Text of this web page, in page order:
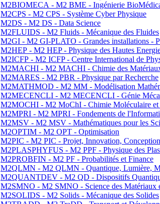
M2BIOMECA - M2 BME - Ingénierie
M2CPS - M2 CPS - Système Cyber Physique
M2DS - M2 DS - Data Science
M2FLUIDS - M2 Fluids - Mécanique des Fluides
M2GI - M2 GI-PLATO - Grandes installations -
M2HEP - M2 HEP - Physique des Hautes
M2ICFP - M2 ICFP - Centre International de
M2MACHI - M2 MACHI - Chimie des
M2MARES - M2 PBR - Physique par Recherche
M2MATHMOD - M2 MM - Modélisation
M2MECENCLI - M2 MECENCLI - Génie
M2MOCHI - M2 MoChI - Chimie Moléculaire et
M2MPRI - M2 MPRI - Fondements de
M2MSV - M2 MSV - Mathématiques pour les
M2OPTIM - M2 OPT - Optimisation
M2PIC - M2 PIC - Projet, Innovation, Conception
M2PLASPHYFUS - M2 PPF - Physique des
M2PROBFIN - M2 PF - Probabilités et Finance
M2QLMN - M2 QLMN - Quantique, Lumière,
M2QUANTDEV - M2 QD - Dispositifs
M2SMNO - M2 SMNO - Science des Matériaux
M2SOLIDS - M2 Solids - Mécanique des Solides